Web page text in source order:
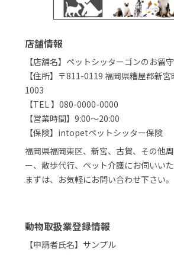
店舗情報
【店舗名】ペットシッターゴンのお留
【住所】〒811-0119 福岡県糟屋郡新
1003
【TEL 】080-0000-0000
【営業時間】9:00～20:00
【保険】intopetペットシッター保険
福岡県福岡東区、新宮、古賀、その他
ー、散歩代行、ペット介護にお伺いいた
まずは、お気軽にお問い合わせ下さい。
動物取扱業登録情報
【申請者氏名】サンプル